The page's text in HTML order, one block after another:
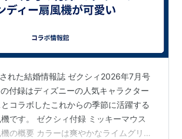
れた結婚情報誌 ゼクシィ2026年7月号
付録はディズニーの人気キャラクター
コラボしたこれからの季節に活躍する
です。 ゼクシィ付録 ミッキーマウス
の概要 カラーは爽やかなライムグリー